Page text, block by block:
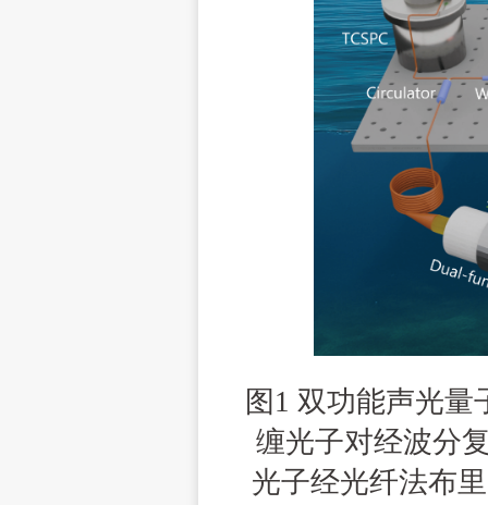
图 1 双功能声光量
缠光子对经波分
光子经光纤法布里